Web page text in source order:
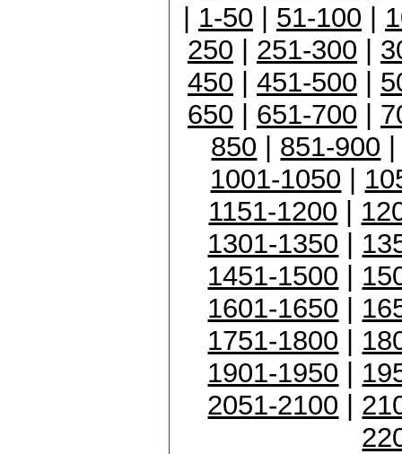
| 1-50 | 51-100 |
250 | 251-300 |
450 | 451-500 |
650 | 651-700 |
850 | 851-900
1001-1050 |
1151-1200 |
1301-1350 |
1451-1500 |
1601-1650 |
1751-1800 |
1901-1950 |
2051-2100 |